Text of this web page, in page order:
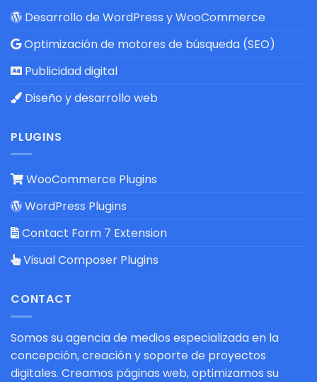
Desarrollo de WordPress y WooCommerce
Optimización de motores de búsqueda (SEO)
Publicidad digital
Diseño y desarrollo web
PLUGINS
WooCommerce Plugins
WordPress Plugins
Contact Form 7 Extension
Visual Composer Plugins
CONTACT
Somos su agencia de medios especializada en la
concepción, creación y soporte de proyectos
digitales. Creamos páginas web, optimizamos su